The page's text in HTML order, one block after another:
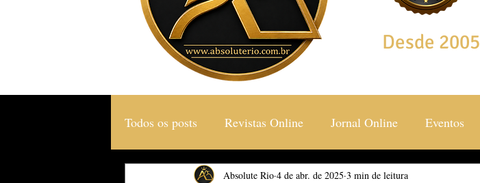
Desde 2005
Todos os posts Revistas Online Jornal Online Eventos
Gastronomia & Turismo Social & Estilos
Absolute Rio 4 de abr. de 2025 3 min de leitura